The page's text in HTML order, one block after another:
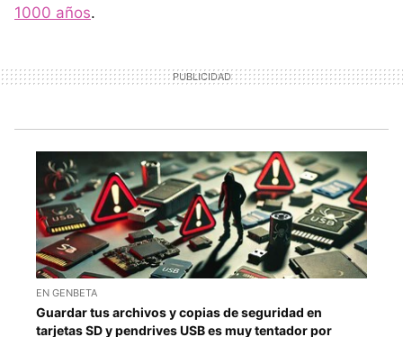
1000 años.
EN GENBETA
Guardar tus archivos y copias de seguridad en
tarjetas SD y pendrives USB es muy tentador por